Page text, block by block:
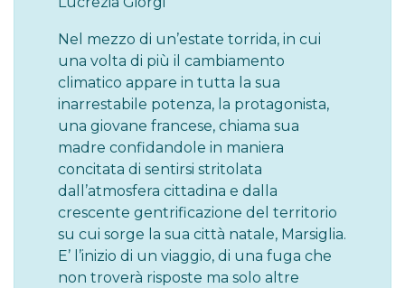
Nel mezzo di un’estate torrida, in cui
una volta di più il cambiamento
climatico appare in tutta la sua
inarrestabile potenza, la protagonista,
una giovane francese, chiama sua
madre confidandole in maniera
concitata di sentirsi stritolata
dall’atmosfera cittadina e dalla
crescente gentrificazione del territorio
su cui sorge la sua città natale, Marsiglia.
E’ l’inizio di un viaggio, di una fuga che
non troverà risposte ma solo altre